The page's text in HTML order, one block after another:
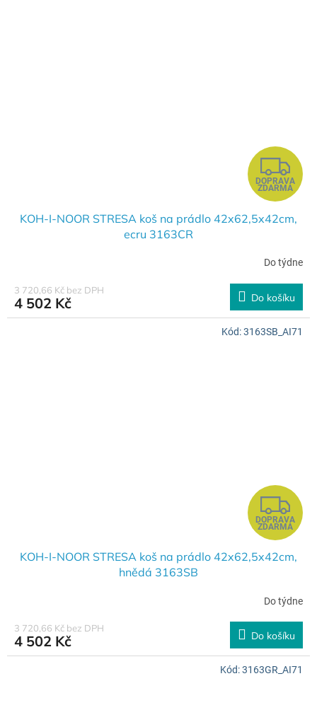
Z
D
A
R
M
A
DOPRAVA
ZDARMA
KOH-I-NOOR STRESA koš na prádlo 42x62,5x42cm,
ecru 3163CR
Do týdne
3 720,66 Kč bez DPH
4 502 Kč Do košíku
Z
D
A
R
M
A
DOPRAVA
ZDARMA
KOH-I-NOOR STRESA koš na prádlo 42x62,5x42cm,
hnědá 3163SB
Do týdne
3 720,66 Kč bez DPH
4 502 Kč Do košíku
Kód:3163SB_AI71
Kód:3163GR_AI71